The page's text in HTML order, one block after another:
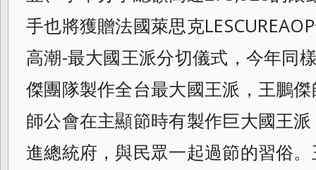
手也將獲贈法國萊思克
高潮-最大國王派分切儀式， 今年同
傑團隊製作全台最大國王派， 王鵬
師公會在主顯節時有製作巨大國王
進總統府，與民眾一起過節的習俗。